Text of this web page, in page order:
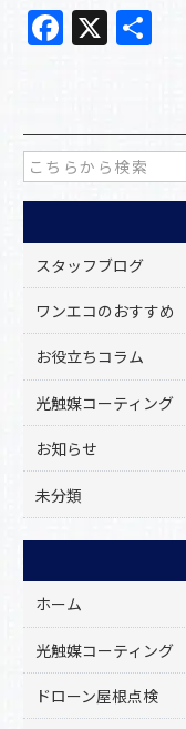
F
a
e
b
o
o
k
X
スタッフブログ
ワンエコのおすすめ
お役立ちコラム
光触媒コーティング
お知らせ
未分類
ホーム
光触媒コーティング
ドローン屋根点検